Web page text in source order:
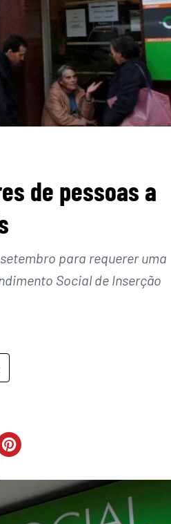
de pessoas a
para requerer uma
Social de Inserção